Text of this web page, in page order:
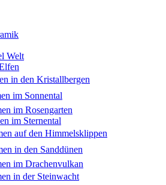
Welt
in den Kristallbergen
im Sonnental
im Rosengarten
im Sternental
auf den Himmelsklippen
in den Sanddünen
im Drachenvulkan
in der Steinwacht